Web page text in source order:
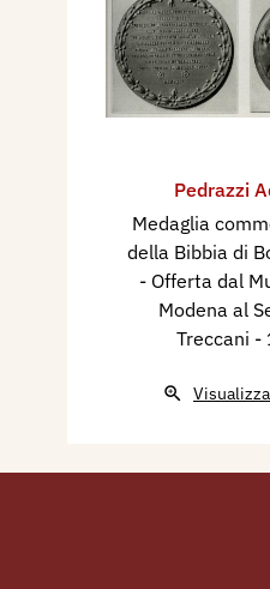
Pedrazzi
Medaglia
della Bibbia di
- Offerta dal
Modena al
Treccani -